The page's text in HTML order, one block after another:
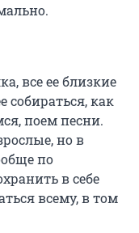
все ее близкие
собираться, как
поем песни.
но в
по
в себе
всему, в том